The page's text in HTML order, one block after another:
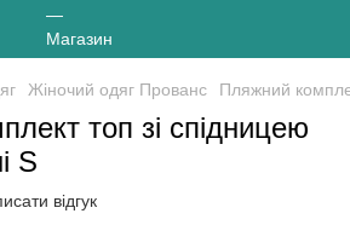
Жіночий одяг Прованс Пляжний
топ зі спідницею
S
відгук